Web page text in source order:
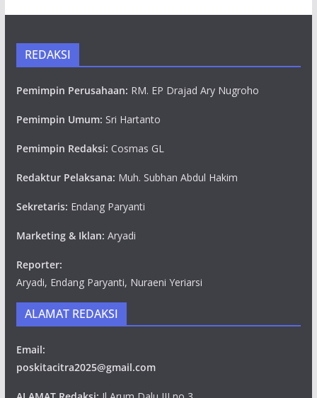
REDAKSI
Pemimpin Perusahaan: RM. EP Drajad Ary Nugroho
Pemimpin Umum: Sri Hartanto
Pemimpin Redaksi: Cosmas GL
Redaktur Pelaksana: Muh. Subhan Abdul Hakim
Sekretaris: Endang Paryanti
Marketing & Iklan: Aryadi
Reporter:
Aryadi, Endang Paryanti, Nuraeni Yeriarsi
ALAMAT REDAKSI
Email:
poskitacitra2025@gmail.com